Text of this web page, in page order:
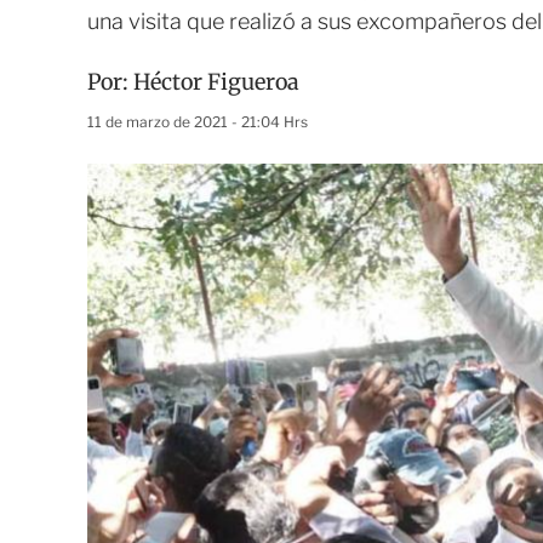
una visita que realizó a sus excompañeros
Por: Héctor Figueroa
11 de marzo de 2021 - 21:04 Hrs